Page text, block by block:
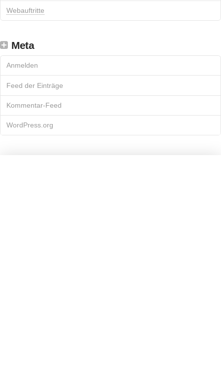
Webauftritte
Meta
Anmelden
Feed der Einträge
Kommentar-Feed
WordPress.org